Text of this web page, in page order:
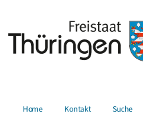
Home Kontakt Suche